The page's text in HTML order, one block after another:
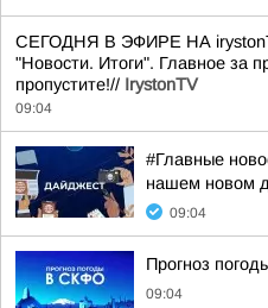
СЕГОДНЯ В ЭФИРЕ НА
"Новости. Итоги". Главное
пропустите!// IrystonTV
09:04
#Главные
нашем новом
09:04
Прогноз
09:04